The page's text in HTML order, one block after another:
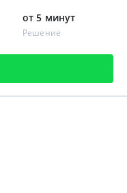
от 5 минут
Решение